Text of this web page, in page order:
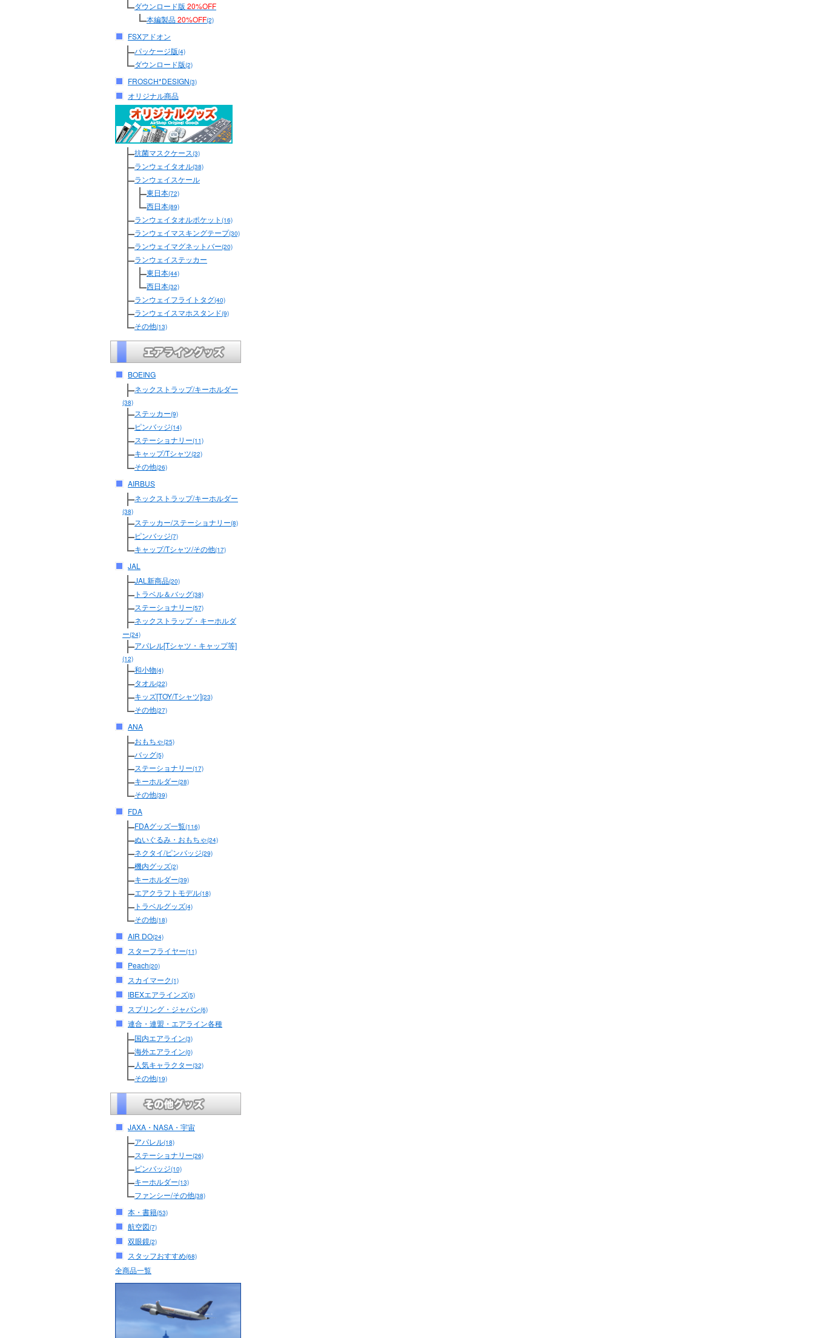
ダウンロード版 20%OFF
本編製品20%OFF(2)
FSXアドオン
パッケージ版(4)
ダウンロード版(2)
FROSCH*DESIGN(3)
オリジナル商品
抗菌マスクケース(3)
ランウェイタオル(38)
ランウェイスケール
東日本(72)
西日本(89)
ランウェイタオルポケット (16)
ランウェイマスキングテープ(30)
ランウェイマグネットバー(20)
ランウェイステッカー
東日本(44)
西日本(32)
ランウェイフライトタグ(40)
ランウェイスマホスタンド(9)
その他(13)
BOEING
ネックストラップ/キーホルダー
(38)
ステッカー(9)
ピンバッジ(14)
ステーショナリー(11)
キャップ/Tシャツ(22)
その他(26)
AIRBUS
ネックストラップ/キーホルダー
(38)
ステッカー/ステーショナリー(8)
ピンバッジ(7)
キャップ/Tシャツ/その他(17)
JAL
JAL新商品(20)
トラベル＆バッグ(38)
ステーショナリー(57)
ネックストラップ・キーホルダ
ー(24)
アパレル[Tシャツ・キャップ等]
(12)
和小物(4)
タオル(22)
キッズ[TOY/Tシャツ](23)
その他(27)
ANA
おもちゃ(25)
バッグ(5)
ステーショナリー(17)
キーホルダー(28)
その他(39)
FDA
FDAグッズ一覧(116)
ぬいぐるみ・おもちゃ(24)
ネクタイ/ピンバッジ(29)
機内グッズ(2)
キーホルダー(39)
エアクラフトモデル(18)
トラベルグッズ(4)
その他(18)
AIR DO(24)
スターフライヤー(11)
Peach(20)
スカイマーク(1)
IBEXエアラインズ(5)
スプリング・ジャパン(6)
連合・連盟・エアライン各種
国内エアライン(3)
海外エアライン(0)
人気キャラクター(32)
その他(19)
JAXA・NASA・宇宙
アパレル(18)
ステーショナリー(26)
ピンバッジ(10)
キーホルダー(13)
ファンシー/その他(38)
本・書籍(53)
航空図(7)
双眼鏡(2)
スタッフおすすめ(68)
全商品一覧